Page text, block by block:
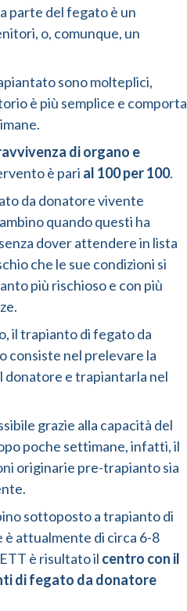
parte del fegato è un
o, comunque, un
sono molteplici,
è più semplice e comporta
di organo e
è pari al 100 per 100.
da donatore vivente
quando questi ha
dover attendere in lista
che le sue condizioni si
più rischioso e con più
il trapianto di fegato da
consiste nel prelevare la
e trapiantarla nel
grazie alla capacità del
poche settimane, infatti, il
originarie pre-trapianto sia
sottoposto a trapianto di
attualmente di circa 6-8
è risultato il centro con il
di fegato da donatore